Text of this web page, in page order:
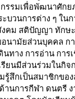
กรรมเพื่อพัฒนาศักย
วนการต่าง ๆ ใน
คม สติปัญญา ทักษ
นามัยส่วนบุคคล ก
ทาง การอ่าน การ
ยนมีส่วนร่วมในกิจ
รู้สึกเป็นสมาชิกขอ
านการกีฬา ดนตรี